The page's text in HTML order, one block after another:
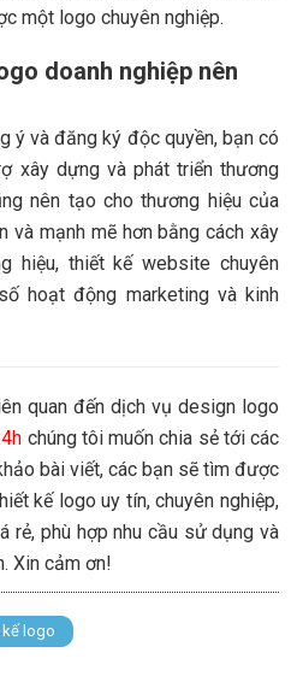
một logo chuyên nghiệp.
doanh nghiệp nên
ý và đăng ký độc quyền, bạn có
xây dựng và phát triển thương
nên tạo cho thương hiệu của
và mạnh mẽ hơn bằng cách xây
hiệu, thiết kế website chuyên
hoạt động marketing và kinh
quan đến dịch vụ design logo
chúng tôi muốn chia sẻ tới các
bài viết, các bạn sẽ tìm được
kế logo uy tín, chuyên nghiệp,
rẻ, phù hợp nhu cầu sử dụng và
Xin cảm ơn!
logo